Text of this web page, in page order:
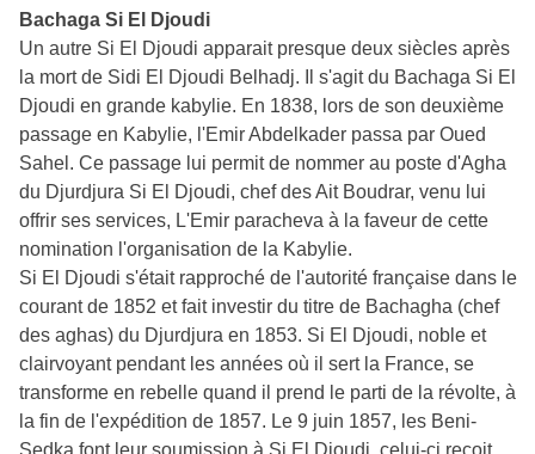
Bachaga Si El Djoudi
Un autre Si El Djoudi apparait presque deux siècles après
la mort de Sidi El Djoudi Belhadj. Il s'agit du Bachaga Si El
Djoudi en grande kabylie. En 1838, lors de son deuxième
passage en Kabylie, l'Emir Abdelkader passa par Oued
Sahel. Ce passage lui permit de nommer au poste d'Agha
du Djurdjura Si El Djoudi, chef des Ait Boudrar, venu lui
offrir ses services, L'Emir paracheva à la faveur de cette
nomination l'organisation de la Kabylie.
Si El Djoudi s'était rapproché de l'autorité française dans le
courant de 1852 et fait investir du titre de Bachagha (chef
des aghas) du Djurdjura en 1853. Si El Djoudi, noble et
clairvoyant pendant les années où il sert la France, se
transforme en rebelle quand il prend le parti de la révolte, à
la fin de l'expédition de 1857. Le 9 juin 1857, les Beni-
Sedka font leur soumission à Si El Djoudi, celui-ci reçoit